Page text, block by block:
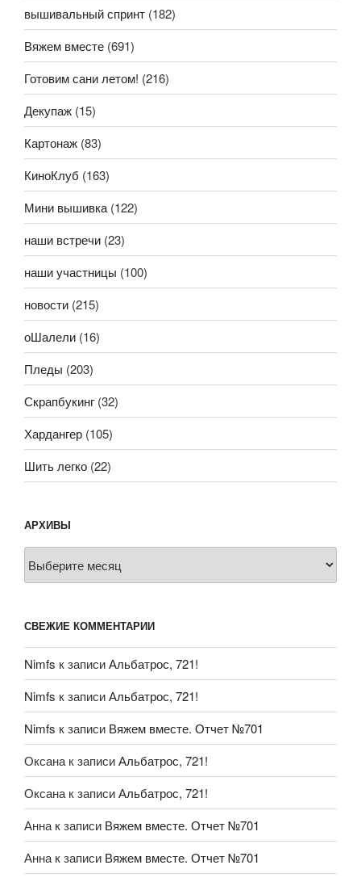
вышивальный спринт (182)
Вяжем вместе (691)
Готовим сани летом! (216)
Декупаж (15)
Картонаж (83)
КиноКлуб (163)
Мини вышивка (122)
наши встречи (23)
наши участницы (100)
новости (215)
оШалели (16)
Пледы (203)
Скрапбукинг (32)
Хардангер (105)
Шить легко (22)
АРХИВЫ
СВЕЖИЕ КОММЕНТАРИИ
Nimfs к записиАльбатрос, 721!
Nimfs к записиАльбатрос, 721!
Nimfs к записи Вяжем вместе. Отчет №701
Оксана к записиАльбатрос, 721!
Оксана к записиАльбатрос, 721!
Анна к записи Вяжем вместе. Отчет №701
Анна к записи Вяжем вместе. Отчет №701